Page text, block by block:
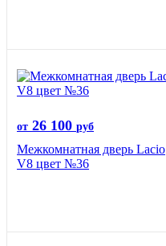
от 26 100 руб
Межкомнатная дверь Lacio
V8 цвет №36